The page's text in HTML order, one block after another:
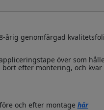
årig genomfärgad
över som
efter montering, och
och efter montage här